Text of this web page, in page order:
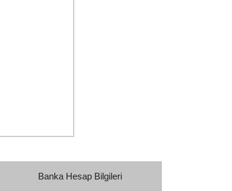
Banka Hesap Bilgileri